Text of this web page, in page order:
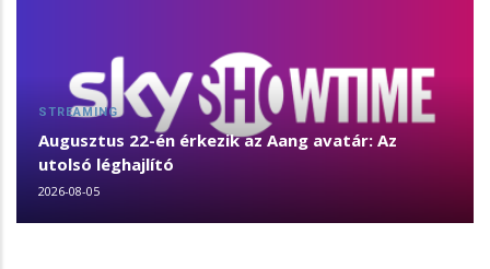
STREAMING
Augusztus 22-én érkezik az Aang avatár: Az
utolsó léghajlító
2026-08-05